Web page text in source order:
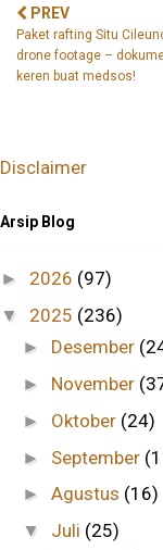
PREV
Paket rafting Situ
drone footage –
keren buat medsos!
Disclaimer
Arsip Blog
► 2026 (97)
▼ 2025 (236)
► Desember
► November
► Oktober (24)
► September
►Agustus (16)
▼ Juli (25)